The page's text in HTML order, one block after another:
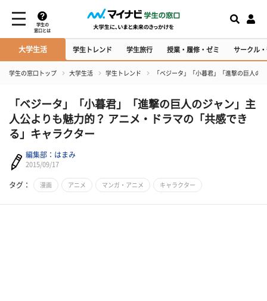
学生の
窓口とは
大学生活 学生トレンド 学生旅行 授業・履修・ゼミ サークル
学生の窓口トップ 大学生活 学生トレンド 「ベジータ」「小暮君」「進撃の巨人の
「ベジータ」「小暮君」「進撃の巨人のジャン」主
人公よりも魅力的？ アニメ・ドラマの「共感でき
る」キャラクター
編集部：はまみ
2015/09/17
タグ： 漫画 アニメ マンガ・アニメ キャラクター